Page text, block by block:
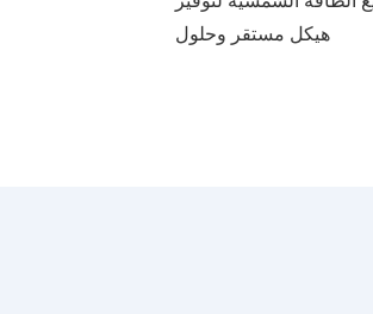
هيكل مستقر وحلول